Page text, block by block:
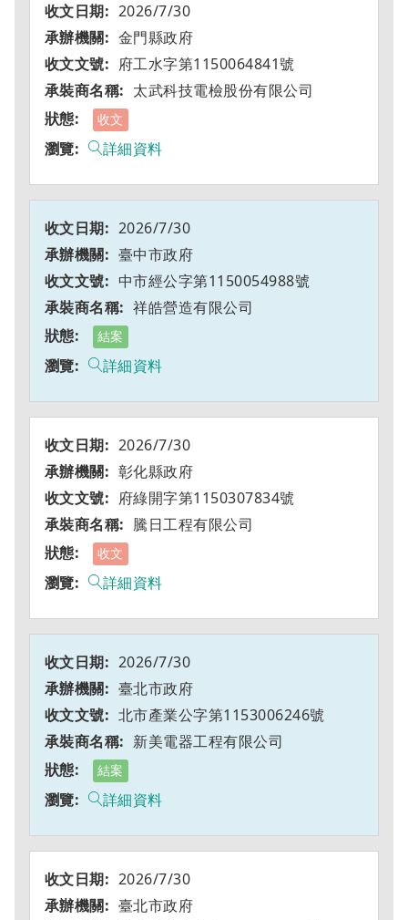
2026/7/30
金門縣政府
府工水字第1150064841號
太武科技電檢股份有限公司
收文
詳細資料
2026/7/30
臺中市政府
中市經公字第1150054988號
祥皓營造有限公司
結案
詳細資料
2026/7/30
彰化縣政府
府綠開字第1150307834號
騰日工程有限公司
收文
詳細資料
2026/7/30
臺北市政府
北市產業公字第1153006246號
新美電器工程有限公司
結案
詳細資料
2026/7/30
臺北市政府